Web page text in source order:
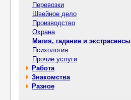
Перевозки
Швейное дело
Производство
Охрана
Магия, гадание и экстрасенсы
Психология
Прочие услуги
Работа
Знакомства
Разное